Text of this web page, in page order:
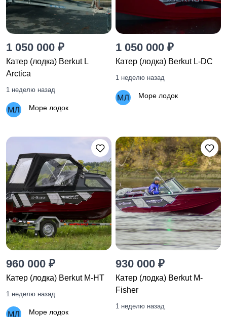
1 050 000 ₽
Катер (лодка) Berkut L
Arctica
1 неделю назад
Море лодок
1 050 000 ₽
Катер (лодка) Berkut L-DC
1 неделю назад
Море лодок
960 000 ₽
Катер (лодка) Berkut M-HT
1 неделю назад
Море лодок
930 000 ₽
Катер (лодка) Berkut M-
Fisher
1 неделю назад